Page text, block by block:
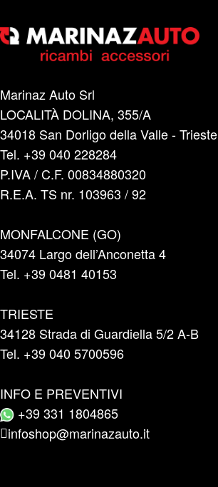
Marinaz Auto Srl
LOCALITÀ DOLINA, 355/A
34018 San Dorligo della Valle - Trieste
Tel. +39 040 228284
P.IVA / C.F. 00834880320
R.E.A. TS nr. 103963 / 92
MONFALCONE (GO)
34074 Largo dell’Anconetta 4
Tel. +39 0481 40153
TRIESTE
34128 Strada di Guardiella 5/2 A-B
Tel. +39 040 5700596
INFO E PREVENTIVI
+39 331 1804865
infoshop@marinazauto.it